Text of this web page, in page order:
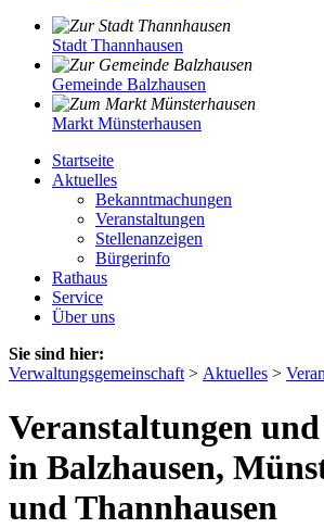
Stadt Thannhausen
Gemeinde Balzhausen
Markt Münsterhausen
Startseite
Aktuelles
Bekanntmachungen
Veranstaltungen
Stellenanzeigen
Bürgerinfo
Rathaus
Service
Über uns
Sie sind hier:
Verwaltungsgemeinschaft > Aktuelles >
Veranstaltungen
in Balzhausen,
und Thannhausen